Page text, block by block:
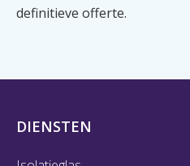
definitieve offerte.
DIENSTEN